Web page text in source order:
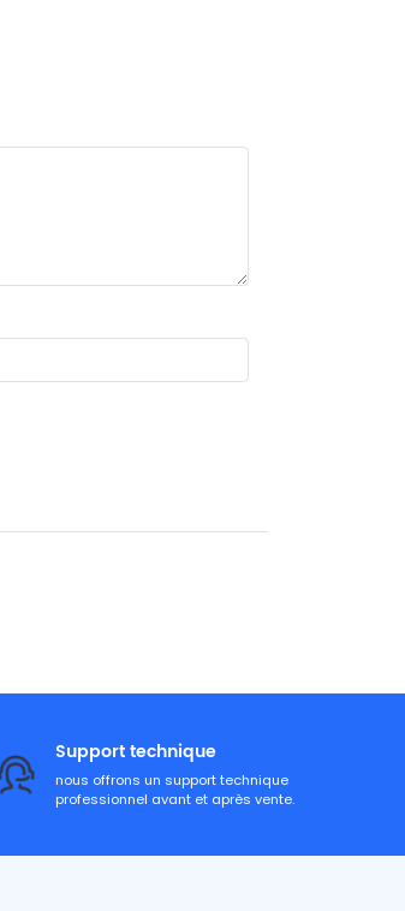
Support technique
nous offrons un support technique
professionnel avant et après vente.